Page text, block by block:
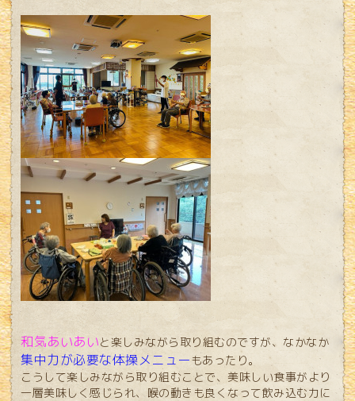
和気あいあいと楽しみながら取り組むのですが、なかなか
集中力が必要な体操メニューもあったり。
こうして楽しみながら取り組むことで、美味しい食事がより
一層美味しく感じられ、喉の動きも良くなって飲み込む力に